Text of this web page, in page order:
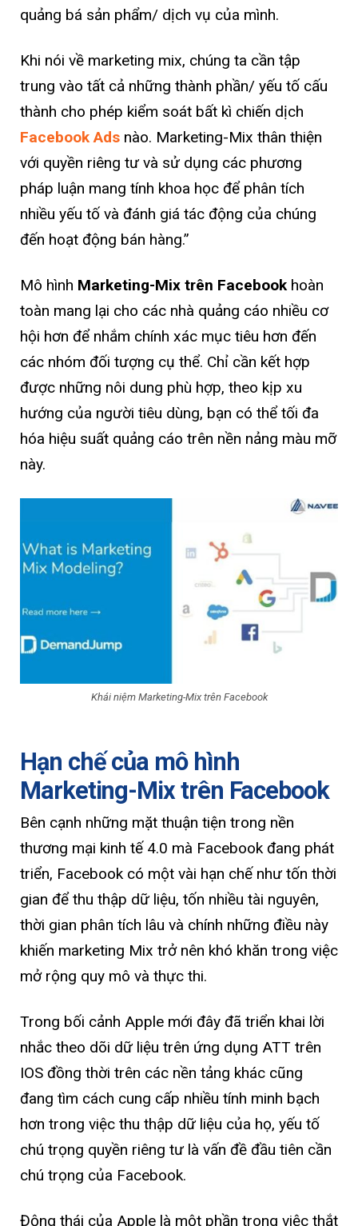
quảng bá sản phẩm/ dịch vụ của mình.
Khi nói về marketing mix, chúng ta cần tập
trung vào tất cả những thành phần/ yếu tố cấu
thành cho phép kiểm soát bất kì chiến dịch
Facebook Ads nào. Marketing-Mix thân thiện
với quyền riêng tư và sử dụng các phương
pháp luận mang tính khoa học để phân tích
nhiều yếu tố và đánh giá tác động của chúng
đến hoạt động bán hàng.”
Mô hình Marketing-Mix trên Facebookhoàn
toàn mang lại cho các nhà quảng cáo nhiều cơ
hội hơn để nhắm chính xác mục tiêu hơn đến
các nhóm đối tượng cụ thể. Chỉ cần kết hợp
được những nôi dung phù hợp, theo kịp xu
hướng của người tiêu dùng, bạn có thể tối đa
hóa hiệu suất quảng cáo trên nền nảng màu mỡ
này.
Khái niệm Marketing-Mix trên Facebook
Hạn chế của mô hình
Marketing-Mix trên Facebook
Bên cạnh những mặt thuận tiện trong nền
thương mại kinh tế 4.0 mà Facebook đang phát
triển, Facebook có một vài hạn chế như tốn thời
gian để thu thập dữ liệu, tốn nhiều tài nguyên,
thời gian phân tích lâu và chính những điều này
khiến marketing Mix trở nên khó khăn trong việc
mở rộng quy mô và thực thi.
Trong bối cảnh Apple mới đây đã triển khai lời
nhắc theo dõi dữ liệu trên ứng dụng ATT trên
IOS đồng thời trên các nền tảng khác cũng
đang tìm cách cung cấp nhiều tính minh bạch
hơn trong việc thu thập dữ liệu của họ, yếu tố
chú trọng quyền riêng tư là vấn đề đầu tiên cần
chú trọng của Facebook.
Động thái của Apple là một phần trong việc thắt